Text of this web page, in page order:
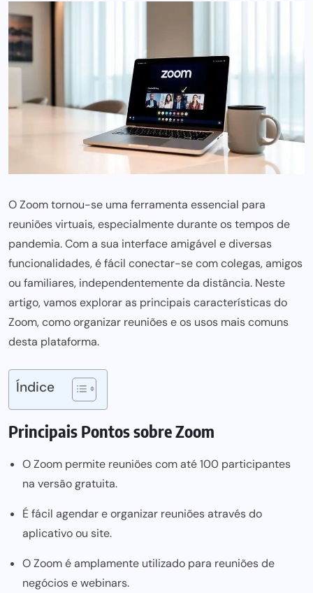
O Zoom tornou-se uma ferramenta essencial para
reuniões virtuais, especialmente durante os tempos de
pandemia. Com a sua interface amigável e diversas
funcionalidades, é fácil conectar-se com colegas, amigos
ou familiares, independentemente da distância. Neste
artigo, vamos explorar as principais características do
Zoom, como organizar reuniões e os usos mais comuns
desta plataforma.
Índice
Principais Pontos sobre Zoom
O Zoom permite reuniões com até 100 participantes
na versão gratuita.
É fácil agendar e organizar reuniões através do
aplicativo ou site.
O Zoom é amplamente utilizado para reuniões de
negócios e webinars.